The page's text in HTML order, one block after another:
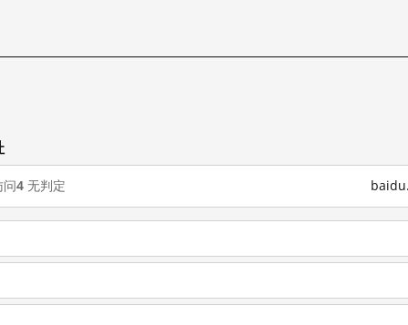
问4 无判定